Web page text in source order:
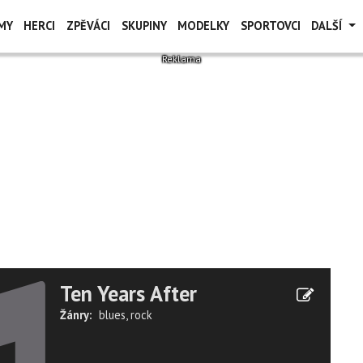
HERCI ZPĚVÁCI SKUPINY MODELKY SPORTOVCI DALŠÍ
Ten Years After
Žánry: blues,rock